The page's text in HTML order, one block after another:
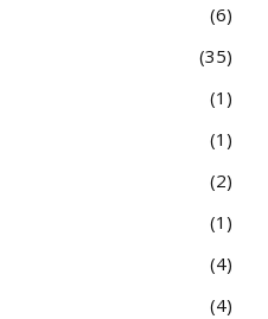
6
35
1
1
2
1
4
4